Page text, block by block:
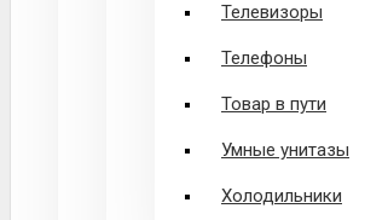
Телевизоры
Телефоны
Товар в пути
Умные унитазы
Холодильники